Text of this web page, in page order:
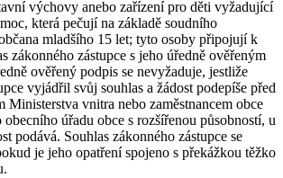
výchovy anebo zařízení pro děti vyžadující
která pečují na základě soudního
mladšího 15 let; tyto osoby připojují k
zákonného zástupce s jeho úředně ověřeným
ověřený podpis se nevyžaduje, jestliže
vyjádřil svůj souhlas a žádost podepíše před
Ministerstva vnitra nebo zaměstnancem obce
obecního úřadu obce s rozšířenou působností, u
podává. Souhlas zákonného zástupce se
je jeho opatření spojeno s překážkou těžko